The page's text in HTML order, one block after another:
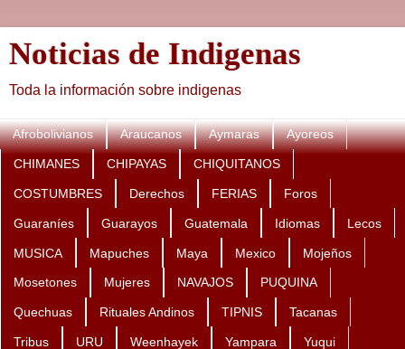
Noticias de Indigenas
Toda la información sobre indigenas
Afrobolivianos Araucanos Aymaras Ayoreos
CHIMANES CHIPAYAS CHIQUITANOS
COSTUMBRES Derechos FERIAS Foros
Guaraníes Guarayos Guatemala Idiomas Lecos
MUSICA Mapuches Maya Mexico Mojeños
Mosetones Mujeres NAVAJOS PUQUINA
Quechuas Rituales Andinos TIPNIS Tacanas
Tribus URU Weenhayek Yampara Yuqui